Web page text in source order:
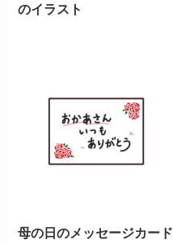
のイラスト
母の日のメッセージカード